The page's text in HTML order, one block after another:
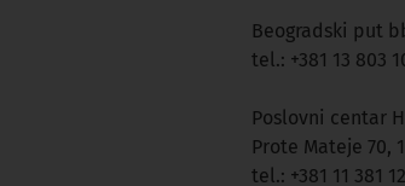
Beogradski put
tel.: +381 13 803
Poslovni centar
Prote Mateje 70,
tel.: +381 11 381